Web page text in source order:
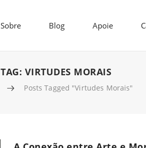
Sobre Blog Apoie
TAG: VIRTUDES MORAIS
Posts Tagged "virtudes Morais"